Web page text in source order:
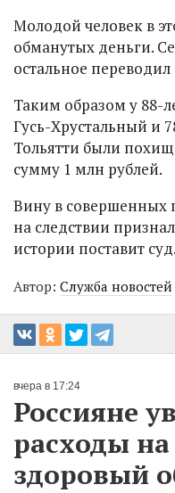
Молодой человек в
обманутых деньги.
остальное
Таким образом у 88-
Гусь-Хрустальный и
Тольятти были
сумму 1 млн рублей.
Вину в совершенных
на следствии
истории поставит суд.
Автор: Служба новостей
вчера в 17:24
Россияне
расходы
здоровый